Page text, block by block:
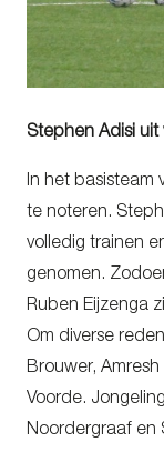
Stephen Adisi
In het basisteam
te noteren.
volledig trainen
genomen.
Ruben Eijzenga
Om diverse
Brouwer,
Voorde.
Noordergraaf en